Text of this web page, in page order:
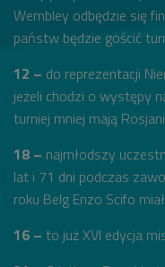
Wembley odbędzie się
państw będzie gościć
12 – do reprezentacji
jeżeli chodzi o występy
turniej mniej mają
18 – najmłodszy
lat i 71 dni podczas
roku Belg Enzo Scifo
16 – to już XVI edycja